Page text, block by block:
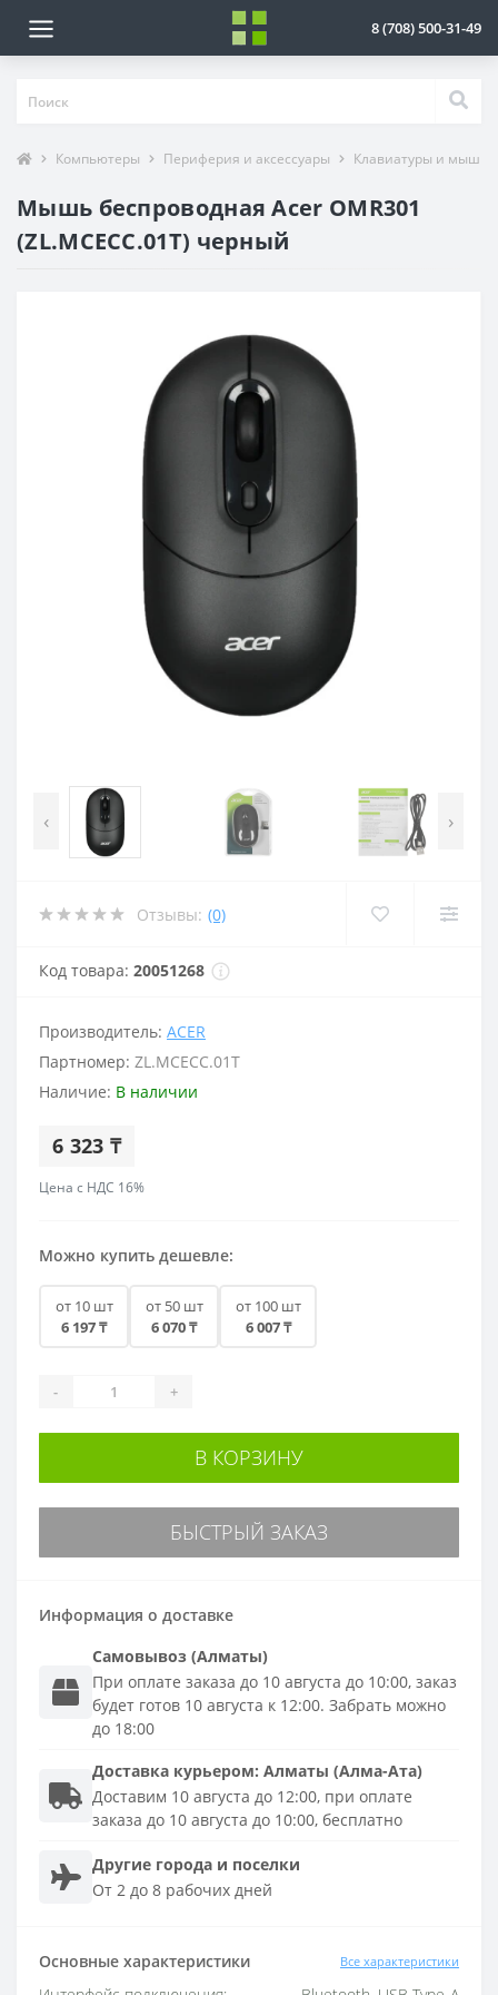
8 (708) 500-31-49
Компьютеры Периферия и аксессуары Клавиатуры и мыши
Мышь беспроводная Acer OMR301
(ZL.MCECC.01T) черный
‹ ›
Отзывы: (0)
Код товара: 20051268
Производитель: ACER
Партномер: ZL.MCECC.01T
Наличие: В наличии
6 323 ₸
Цена с НДС 16%
Можно купить дешевле:
от 10 шт
6 197 ₸
от 50 шт
6 070 ₸
от 100 шт
6 007 ₸
- +
В КОРЗИНУ
БЫСТРЫЙ ЗАКАЗ
Информация о доставке
Самовывоз (Алматы)
При оплате заказа до 10 августа до 10:00, заказ
будет готов 10 августа к 12:00. Забрать можно
до 18:00
Доставка курьером: Алматы (Алма-Ата)
Доставим 10 августа до 12:00, при оплате
заказа до 10 августа до 10:00, бесплатно
Другие города и поселки
От 2 до 8 рабочих дней
Основные характеристики Все характеристики